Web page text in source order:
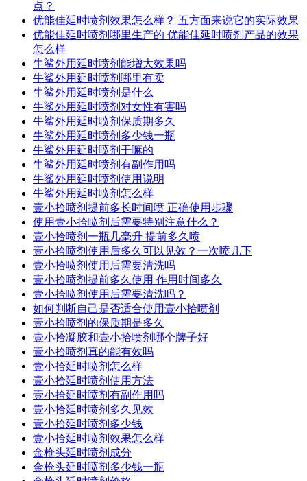
点？
优能佳延时喷剂效果怎么样？ 五方面来说它的实际效果
优能佳延时喷剂哪里生产的 优能佳延时喷剂产品的效果
怎么样
牛鲨外用延时喷剂能增大效果吗
牛鲨外用延时喷剂哪里有卖
牛鲨外用延时喷剂是什么
牛鲨外用延时喷剂对女性有害吗
牛鲨外用延时喷剂保质期多久
牛鲨外用延时喷剂多少钱一瓶
牛鲨外用延时喷剂干嘛的
牛鲨外用延时喷剂有副作用吗
牛鲨外用延时喷剂使用说明
牛鲨外用延时喷剂怎么样
壹小拾喷剂提前多长时间喷 正确使用步骤
使用壹小拾喷剂后需要特别注意什么？
壹小拾喷剂一瓶几毫升 提前多久喷
壹小拾喷剂使用后多久可以见效？一次喷几下
壹小拾喷剂使用后需要清洗吗
壹小拾喷剂提前多久使用 作用时间多久
壹小拾喷剂使用后需要清洗吗？
如何判断自己是否适合使用壹小拾喷剂
壹小拾喷剂的保质期是多久
壹小拾凝胶和壹小拾喷剂哪个牌子好
壹小拾喷剂真的能有效吗
壹小拾延时喷剂怎么样
壹小拾延时喷剂使用方法
壹小拾延时喷剂有副作用吗
壹小拾延时喷剂多久见效
壹小拾延时喷剂多少钱
壹小拾延时喷剂效果怎么样
金枪头延时喷剂成分
金枪头延时喷剂多少钱一瓶